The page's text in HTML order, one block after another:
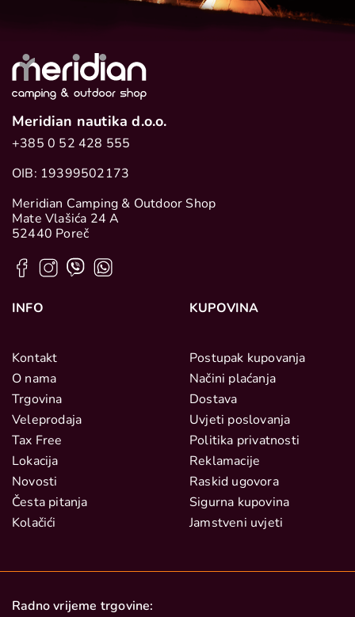
Meridian nautika d.o.o.
+385 0 52 428 555
OIB: 19399502173
Meridian Camping & Outdoor Shop
Mate Vlašića 24 A
52440 Poreč
INFO
Kontakt
O nama
Trgovina
Veleprodaja
Tax Free
Lokacija
Novosti
Česta pitanja
Kolačići
KUPOVINA
Postupak kupovanja
Načini plaćanja
Dostava
Uvjeti poslovanja
Politika privatnosti
Reklamacije
Raskid ugovora
Sigurna kupovina
Jamstveni uvjeti
Radno vrijeme trgovine: